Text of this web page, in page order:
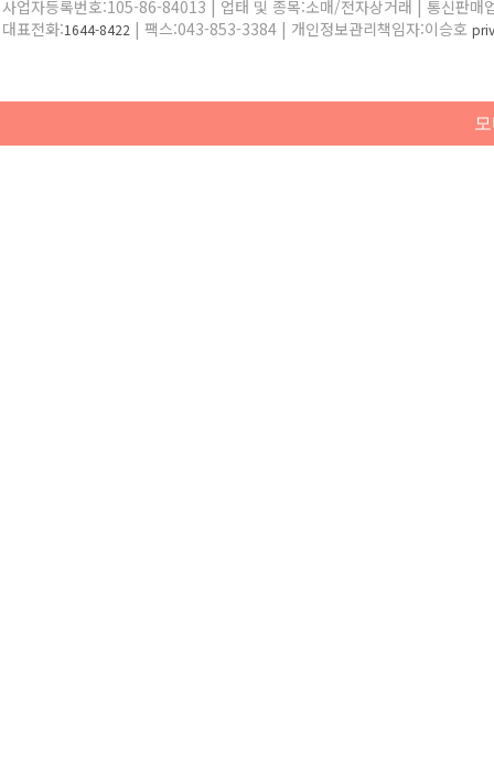
사업자등록번호:105-86-84013 | 업태 및 종목:소매/전자상거래 | 통신판매
대표전화:1644-8422 | 팩스:043-853-3384 | 개인정보관리책임자:이승호